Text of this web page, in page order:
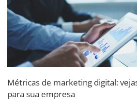
Métricas de marketing digital:
para sua empresa